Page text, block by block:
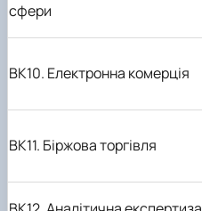
сфери
ВК10. Електронна комерція
ВК11. Біржова торгівля